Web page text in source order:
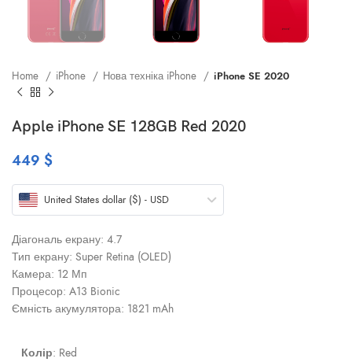
Home iPhone Нова техніка iPhone iPhone SE 2020
Apple iPhone SE 128GB Red 2020
449 $
United States dollar ($) - USD
Діагональ екрану: 4.7
Тип екрану: Super Retina (OLED)
Камера: 12 Мп
Процесор: A13 Bionic
Ємність акумулятора: 1821 mAh
Колір: Red